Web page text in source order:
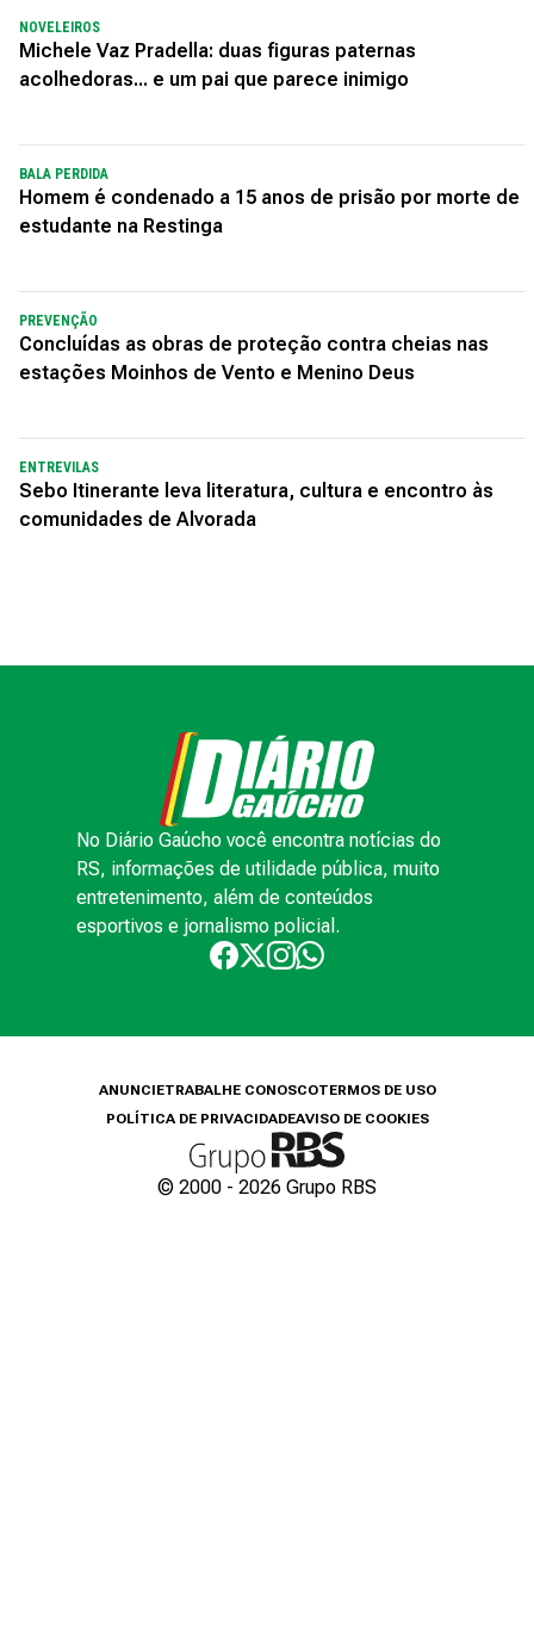
NOVELEIROS
Michele Vaz Pradella: duas figuras paternas
acolhedoras... e um pai que parece inimigo
BALA PERDIDA
Homem é condenado a 15 anos de prisão por morte de
estudante na Restinga
PREVENÇÃO
Concluídas as obras de proteção contra cheias nas
estações Moinhos de Vento e Menino Deus
ENTREVILAS
Sebo Itinerante leva literatura, cultura e encontro às
comunidades de Alvorada
No Diário Gaúcho você encontra notícias do
RS, informações de utilidade pública, muito
entretenimento, além de conteúdos
esportivos e jornalismo policial.
ANUNCIETRABALHE CONOSCOTERMOS DE USO
POLÍTICA DE PRIVACIDADEAVISO DE COOKIES
© 2000 - 2026 Grupo RBS